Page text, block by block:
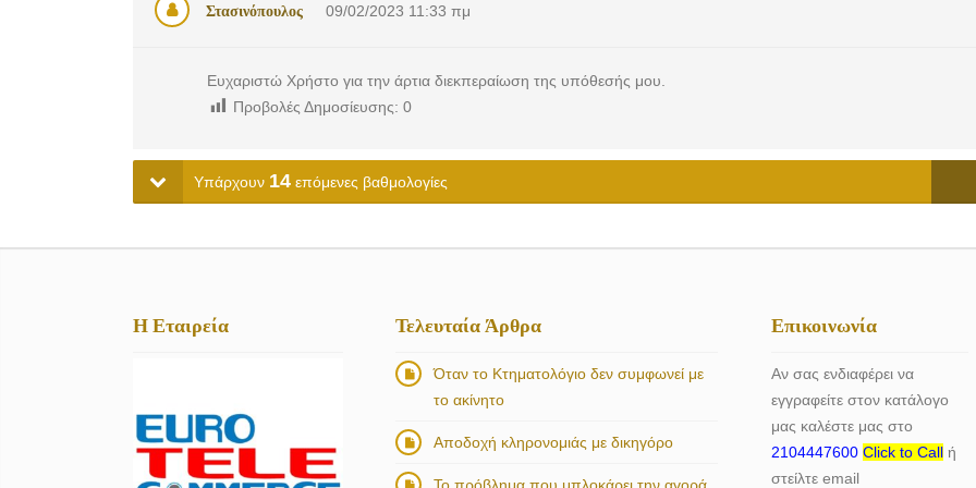
Στασινόπουλος 09/02/2023 11:33 πμ
Ευχαριστώ Χρήστο για την άρτια διεκπεραίωση της υπόθεσής μου.
Προβολές Δημοσίευσης: 0
Υπάρχουν 14 επόμενες βαθμολογίες
Η Εταιρεία Τελευταία Άρθρα
Όταν το Κτηματολόγιο δεν συμφωνεί με
το ακίνητο
Αποδοχή κληρονομιάς με δικηγόρο
Επικοινωνία
Αν σας ενδιαφέρει να
εγγραφείτε στον κατάλογο
μας καλέστε μας στο
2104447600 Click to Callή
στείλτε email